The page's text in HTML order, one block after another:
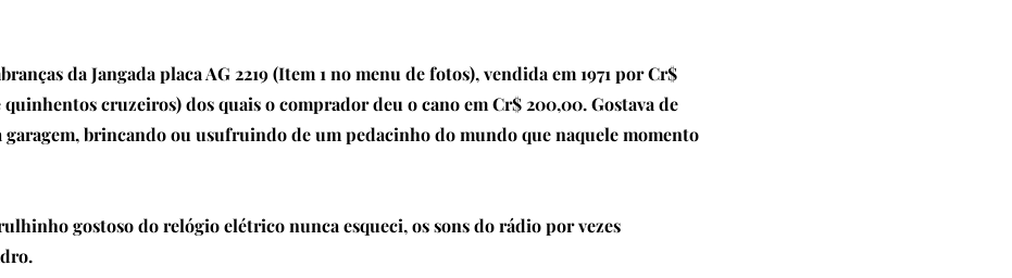
da Jangada placa AG 2219 (Item 1 no menu de fotos), vendida em 1971 por Cr$
cruzeiros) dos quais o comprador deu o cano em Cr$ 200,00. Gostava de
brincando ou usufruindo de um pedacinho do mundo que naquele momento
gostoso do relógio elétrico nunca esqueci, os sons do rádio por vezes